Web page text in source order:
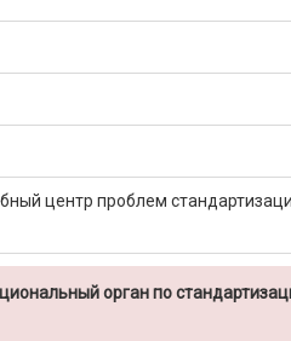
центр проблем
орган по